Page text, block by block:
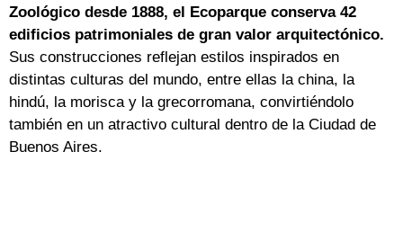
Zoológico desde 1888, el Ecoparque conserva 42
edificios patrimoniales de gran valor arquitectónico.
Sus construcciones reflejan estilos inspirados en
distintas culturas del mundo, entre ellas la china, la
hindú, la morisca y la grecorromana, convirtiéndolo
también en un atractivo cultural dentro de la Ciudad de
Buenos Aires.